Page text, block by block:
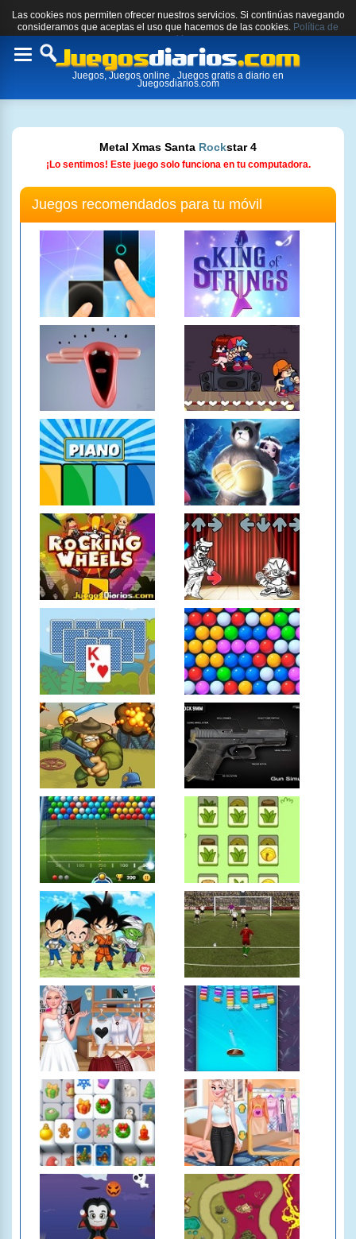
Las cookies nos permiten ofrecer nuestros servicios. Si continúas navegando
consideramos que aceptas el uso que hacemos de las cookies. Política de
cookies.
Toggle
Juegos, Juegos online , Juegos gratis a diario en
Juegosdiarios.com
Metal Xmas Santa Rockstar 4
¡Lo sentimos! Este juego solo funciona en tu computadora.
Juegos recomendados para tu móvil